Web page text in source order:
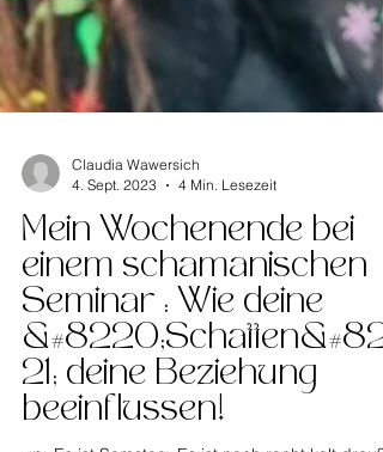
Claudia Wawersich
4. Sept. 2023
4 Min. Lesezeit
Mein Wochenende bei
einem schamanischen
Seminar : Wie deine